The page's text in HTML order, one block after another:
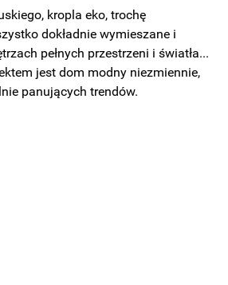
kropla eko, trochę
dokładnie wymieszane i
pełnych przestrzeni i światła...
jest dom modny niezmiennie,
panujących trendów.